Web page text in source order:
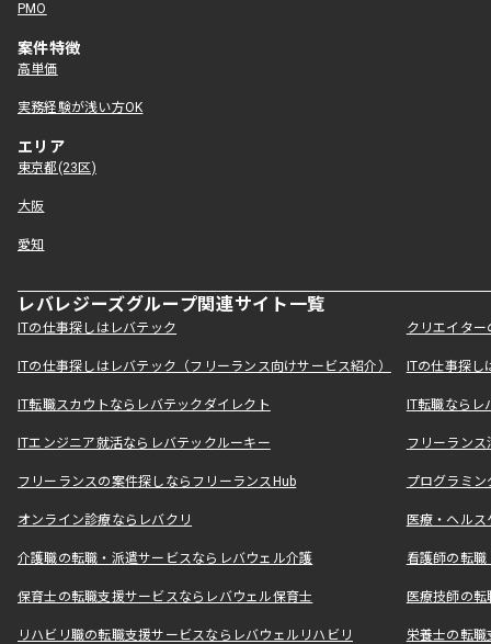
PMO
案件特徴
高単価
実務経験が浅い方OK
エリア
東京都(23区)
大阪
愛知
レバレジーズグループ関連サイト一覧
ITの仕事探しはレバテック クリエイタ
ITの仕事探しはレバテック（フリーランス向けサービス紹介） ITの仕事探
IT転職スカウトならレバテックダイレクト IT転職なら
ITエンジニア就活ならレバテックルーキー フリーラン
フリーランスの案件探しならフリーランスHub プログラミ
オンライン診療ならレバクリ 医療・ヘル
介護職の転職・派遣サービスならレバウェル介護 看護師の転
保育士の転職支援サービスならレバウェル保育士 医療技師の
リハビリ職の転職支援サービスならレバウェルリハビリ 栄養士の転